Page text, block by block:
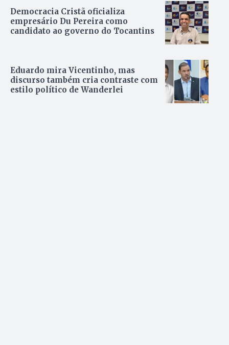
Democracia Cristã oficializa
empresário Du Pereira como
candidato ao governo do Tocantins
Eduardo mira Vicentinho, mas
discurso também cria contraste com
estilo político de Wanderlei